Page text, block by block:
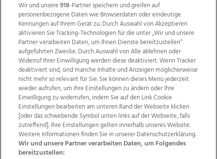
Wir über uns Mediadaten Kontakt
Jobs
Datenschutz
Impressum
AGB Anzeigekunden
AGB Website
Ehrenkodex Politische Werbung
Wir und unsere918-Partner speichern und greifen auf
personenbezogene Daten wie Browserdaten oder eindeutige
Kennungen auf Ihrem Gerät zu. Durch Auswahl von Akzeptieren
aktivieren Sie Tracking-Technologien für die unter „Wir und unsere
Partner verarbeiten Daten, um Ihnen Dienste bereitzustellen“
aufgeführten Zwecke. Durch Auswahl von Alle ablehnen oder
Widerruf Ihrer Einwilligung werden diese deaktiviert. Wenn Tracker
deaktiviert sind, sind manche Inhalte und Anzeigen möglicherweise
nicht mehr so relevant für Sie. Sie können dieses Menü jederzeit
wieder aufrufen, um Ihre Einstellungen zu ändern oder Ihre
Einwilligung zu widerrufen, indem Sie auf den Link Cookie
Einstellungen bearbeiten am unteren Rand der Webseite klicken
[oder das schwebende Symbol unten links auf der Webseite, falls
zutreffend]. Ihre Einstellungen gelten innerhalb unseres Website.
Weitere Informationen finden Sie in unserer Datenschutzerklärung.
Wir und unsere Partner verarbeiten Daten, um Folgendes
bereitzustellen: